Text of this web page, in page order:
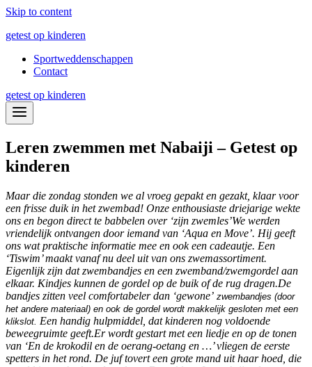
Skip to content
getest op kinderen
Sportweddenschappen
Contact
getest op kinderen
Leren zwemmen met Nabaiji – Getest op
kinderen
Maar die zondag stonden we al vroeg gepakt en gezakt, klaar voor
een frisse duik in het zwembad! Onze enthousiaste driejarige wekte
ons en begon direct te babbelen over ‘zijn zwemles’We werden
vriendelijk ontvangen door iemand van ‘Aqua en Move’. Hij geeft
ons wat praktische informatie mee en ook een cadeautje. Een
‘Tiswim’ maakt vanaf nu deel uit van ons zwemassortiment.
Eigenlijk zijn dat zwembandjes en een zwemband/zwemgordel aan
elkaar. Kindjes kunnen de gordel op de buik of de rug dragen.De
bandjes zitten veel comfortabeler dan ‘gewone’ zwembandjes (door
het andere materiaal) en ook de gordel wordt makkelijk gesloten met een
klikslot. Een handig hulpmiddel, dat kinderen nog voldoende
beweegruimte geeft.Er wordt gestart met een liedje en op de tonen
van ‘En de krokodil en de oerang-oetang en …’ vliegen de eerste
spetters in het rond. De juf tovert een grote mand uit haar hoed, die